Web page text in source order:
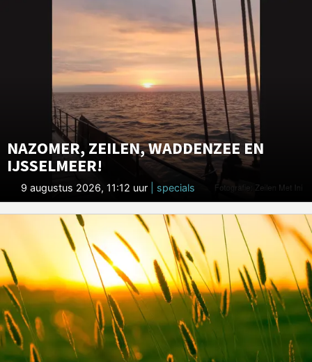
NAZOMER, ZEILEN, WADDENZEE EN
IJSSELMEER!
9 augustus 2026, 11:12 uur | specials